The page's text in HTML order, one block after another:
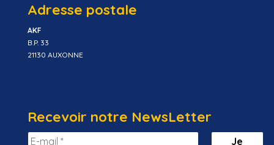
Adresse postale
AKF
B.P. 33
21130 AUXONNE
Recevoir notre NewsLetter